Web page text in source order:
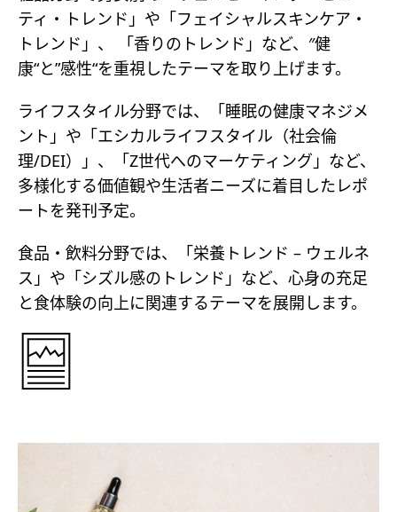
ティ・トレンド」や「フェイシャルスキンケア・
トレンド」、 「香りのトレンド」など、″健
康“と”感性“を重視したテーマを取り上げます。
ライフスタイル分野では、「睡眠の健康マネジメ
ント」や「エシカルライフスタイル（社会倫
理/DEI）」、「Z世代へのマーケティング」など、
多様化する価値観や生活者ニーズに着目したレポ
ートを発刊予定。
食品・飲料分野では、「栄養トレンド – ウェルネ
ス」や「シズル感のトレンド」など、心身の充足
と食体験の向上に関連するテーマを展開します。